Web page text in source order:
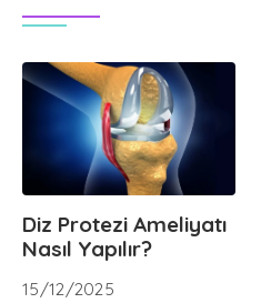
Diz Protezi Ameliyatı
Nasıl Yapılır?
15/12/2025